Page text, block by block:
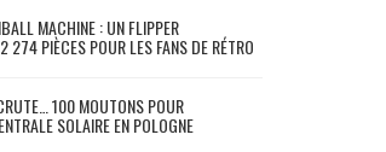
MACHINE : UN FLIPPER
274 PIÈCES POUR LES FANS DE RÉTRO
100 MOUTONS POUR
SOLAIRE EN POLOGNE